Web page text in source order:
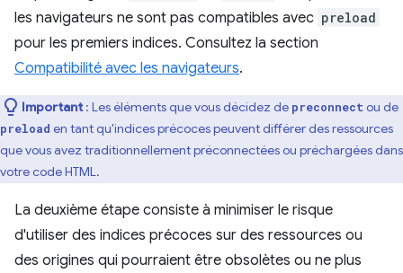
les navigateurs ne sont pas compatibles avec preload
pour les premiers indices. Consultez la section
Compatibilité avec les navigateurs.
Important : Les éléments que vous décidez de preconnect ou de
preload en tant qu'indices précoces peuvent différer des ressources
que vous avez traditionnellement préconnectées ou préchargées dans
votre code HTML.
La deuxième étape consiste à minimiser le risque
d'utiliser des indices précoces sur des ressources ou
des origines qui pourraient être obsolètes ou ne plus